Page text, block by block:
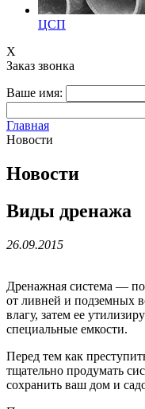
ЦСП
X
Заказ звонка
Ваше имя:
Главная
Новости
Новости
Виды дренажа
26.09.2015
Дренажная система —
от ливней и подземных
влагу, затем ее
специальные емкости.
Перед тем как
тщательно продумать
сохранить ваш дом и